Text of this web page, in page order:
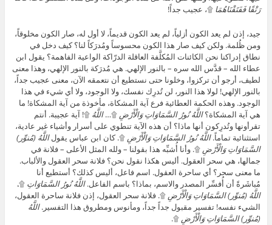
رَتْقًا فَفَتَقْنَاهُمَا ۩، عجيب جداً!
جيد، إذن لم يعد الكون أزلياً، لم يعد الكون قديماً، لا أول له، صار الكون مخلوقاً،
ومن ظُلمة. ولكن كيف صار هذا الكون محسوساً ومُدرَكاً لنا؟ كيف دخل في
نطاق إدراكنا نحن الكائنات المُكلَّفة العاقلة الدرّاكة الواعية الفاهمة؟ يقول ابن
عطاء الله – قدَّس الله سره – بالنور الإلهي. هي مُدرَكة بالنور الإلهي، وهذا معنى
لطيف، أرجو أن تركزوا، وخلونا حتى نستطيع أن نتعمقه الآن، معنى عجيب جداً،
بالنور الإلهي! لولا هذا النور، لن تُدرِك نفسك، ولا الوجود، ولا أي شيء في هذا
الوجود. وهذه الحكمة العطائية فرع آية المشكاة، مأخوذة من آية المشكاة! ما
هي آية المشكاة؟اللَّهُ نُورُ السَّمَاوَاتِ وَالْأَرْضِ ۩…اللَّهُ ۩! آية عجيبة. أنتم
تقرأونها وتُدرِكون أنها ماذا؟ أن هذه الآية تنطوي على أسرار وأشياء غير عادية،
استثنائية تماماً.اللَّهُ نُورُ السَّمَاوَاتِ وَالْأَرْضِ ۩. كان ابن عباس يقولاللَّهُ (مُنوِّر)
السَّمَاوَاتِ وَالْأَرْضِ ۩. وأنا أُشبِّه هذا بقولنا – ولله المثل الأعلى – فلانة في
جمالها، هي سحر العقول. أليس هكذا نقول نحن؟ فلانة سحر العقول والألباب.
ما معنى سحر؟ أي ساحرة العقول. اسم فاعل، أليس كذلك؟ أستطيع أنا
مُباشَرةً أن أُفسِّر المصدر والاسم، بماذا؟ باسم الفاعل.اللَّهُ نُورُ السَّمَاوَاتِ ۩،
اللَّهُ (مُنوِّر)السَّمَاوَاتِ وَالْأَرْضِ ۩. فلانة سحر العقول، إذن فلانة ساحرة العقول،
الشيء نفسه! تفسير مقبول جداً جداً، ومأنوس ومطروق هذا التفسير.اللَّهُ
(مُنوِّر)السَّمَاوَاتِ وَالْأَرْضِ ۩.